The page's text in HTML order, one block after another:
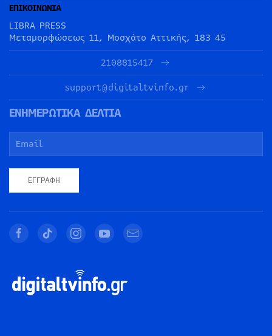
ΕΠΙΚΟΙΝΩΝΙΑ
LIBRA PRESS
Μεταμορφώσεως 11, Μοσχάτο Αττικής, 183 45
2108815417
support@digitaltvinfo.gr
ΕΝΗΜΕΡΩΤΙΚΑ ΔΕΛΤΙΑ
ΕΓΓΡΑΦΉ